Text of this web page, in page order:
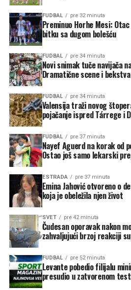
FUDBAL pre 32 minuta
Preminuo Horhe Mesi:
bitku sa dugom bolešću
FUDBAL pre 34 minuta
Novi snimak tuče navijača
Dramatične scene i bekstva
FUDBAL pre 34 minuta
Valensija traži novog
pojačanje ispred Tárrege i
FUDBAL pre 37 minuta
Nayef Aguerd na korak od
Ostao još samo lekarski
ESTRADA pre 37 minuta
Emina Jahović otvoreno o
koja je obeležila njen život
SVET pre 42 minuta
Čudesan oporavak nakon
zahvaljujući brzoj reakciji
FUDBAL pre 52 minuta
Levante pobedio filijalu
presudio u zatvorenom